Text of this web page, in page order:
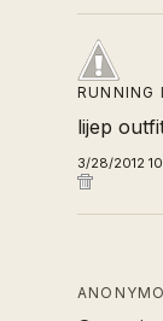
RUNNING
lijep
3/28/2012